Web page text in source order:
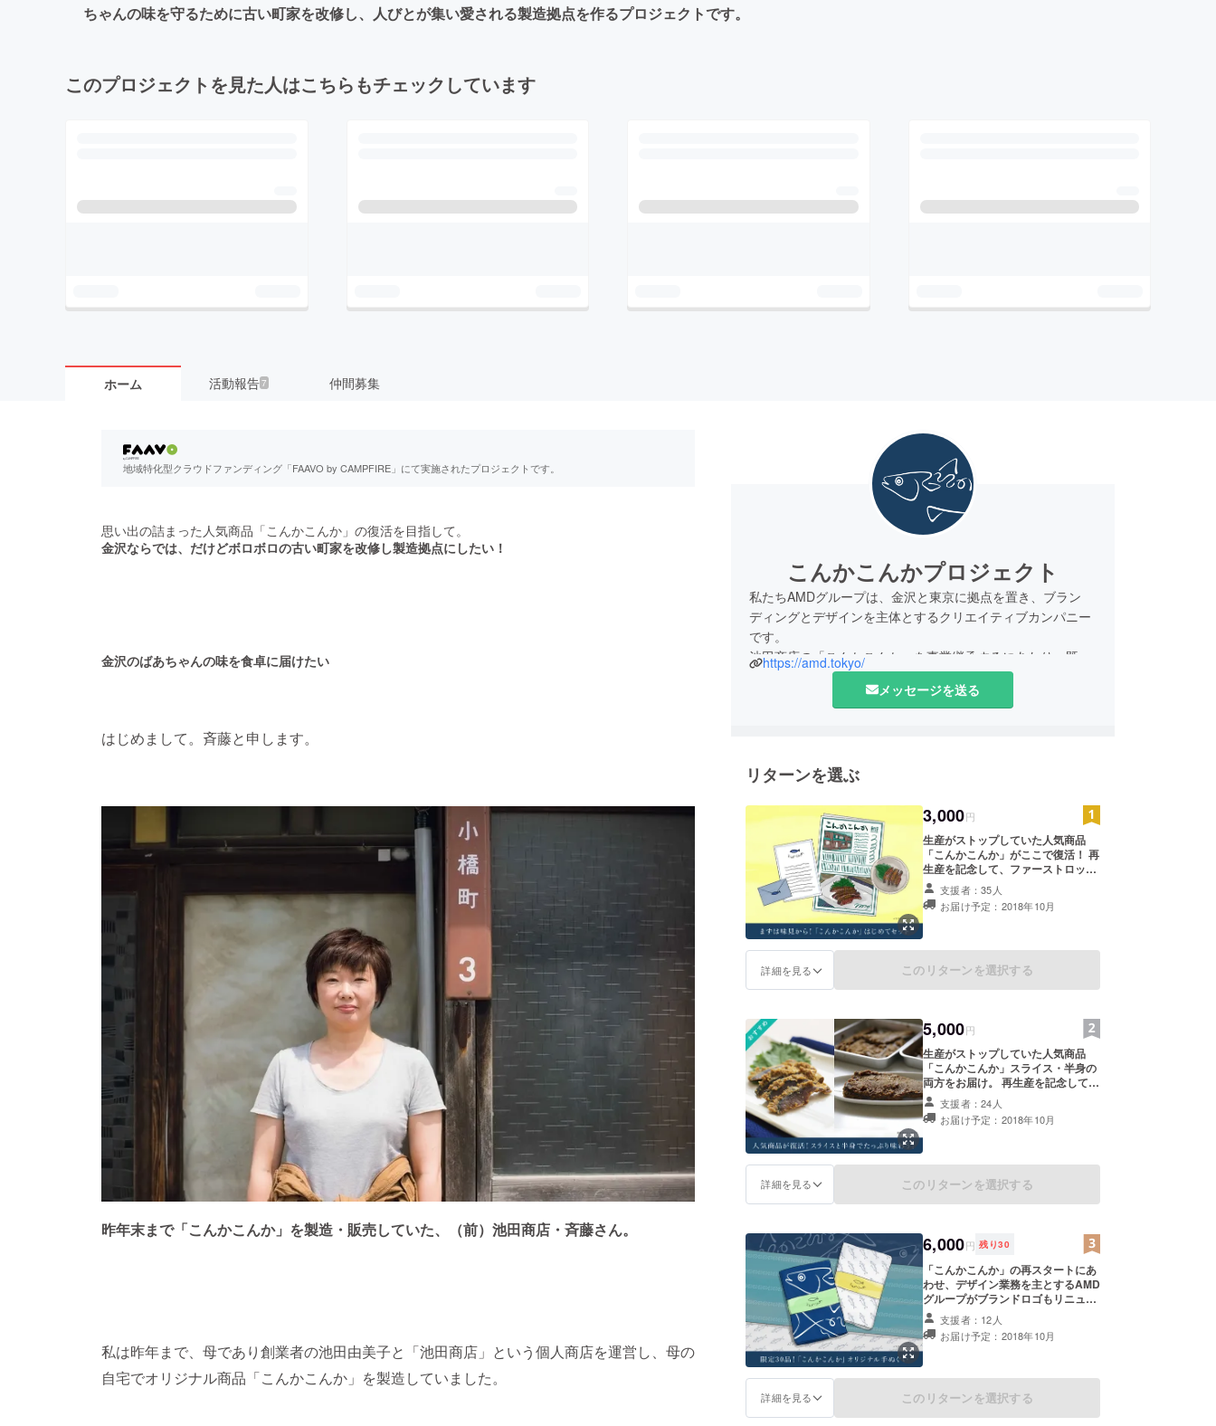
ちゃんの味を守るために古い町家を改修し、人びとが集い愛される製造拠点を作るプロジェクトです。
このプロジェクトを見た人はこちらもチェックしています
ホーム 活動報告7 仲間募集
地域特化型クラウドファンディング「FAAVO by CAMPFIRE」にて実施されたプロジェクトです。
思い出の詰まった人気商品「こんかこんか」の復活を目指して。
金沢ならでは、だけどボロボロの古い町家を改修し製造拠点にしたい！
金沢のばあちゃんの味を食卓に届けたい
はじめまして。斉藤と申します。
昨年末まで「こんかこんか」を製造・販売していた、（前）池田商店・斉藤さん。
私は昨年まで、母であり創業者の池田由美子と「池田商店」という個人商店を運営し、母の
自宅でオリジナル商品「こんかこんか」を製造していました。
こんかこんかプロジェクト
私たちAMDグループは、金沢と東京に拠点を置き、ブラン
ディングとデザインを主体とするクリエイティブカンパニー
です。
池田商店の「こんかこんか」を事業継承するにあたり、既存
の味を守りながらの商品ラインナップの拡大や新たなファン
層獲得のため、前・池田商店の斎藤さんと本プロジェクトを
https://amd.tokyo/
メッセージを送る
リターンを選ぶ
3,000円
生産がストップしていた人気商品
「こんかこんか」がここで復活！ 再
生産を記念して、ファーストロット
ナンバーを刻印した特別なパッケー
ジに入れてお送りします。 御礼のお
手紙と「こんかこんか」の魅力を伝
介）を同梱。
支援者：35人
お届け予定：2018年10月
詳細を見る このリターンを選択する
5,000円
生産がストップしていた人気商品
「こんかこんか」スライス・半身の
両方をお届け。 再生産を記念して、
ファーストロットナンバーを刻印し
た特別なパッケージに入れてお送り
します。 御礼のお手紙と「こんかこ
すめレシピなどを紹介）を同梱。
支援者：24人
お届け予定：2018年10月
詳細を見る このリターンを選択する
6,000円 残り30
「こんかこんか」の再スタートにあ
わせ、デザイン業務を主とするAMD
グループがブランドロゴもリニュー
アル。 新ロゴをあしらったオリジナ
ル手ぬぐいを、心を込めて手づくり
で制作します！ こんかこんか（スラ
すめレシピなどを紹介）を同梱。
支援者：12人
お届け予定：2018年10月
詳細を見る このリターンを選択する